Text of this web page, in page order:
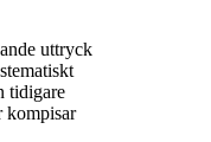
uttryck
tidigare
kompisar